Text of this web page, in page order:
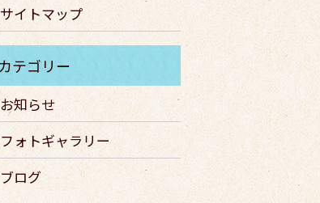
サイトマップ
お知らせ
フォトギャラリー
ブログ